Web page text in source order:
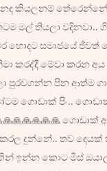
කියලනම් තේරෙන්නේ
මල් තියලා වදිනවා..
හොදට සමාජයේ ජීවත්
කරද්දී මේවා කරන අය
පුරවගන්න පින ආත්ම
ගොඩාක් පිං..
දුන්නේ.. තව දෙයක්
ඉන්න කොට මිස්